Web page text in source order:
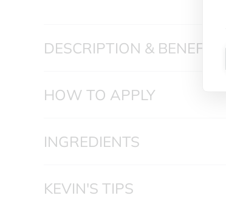
DESCRIPTION & BENEFITS
HOW TO APPLY
INGREDIENTS
KEVIN'S TIPS